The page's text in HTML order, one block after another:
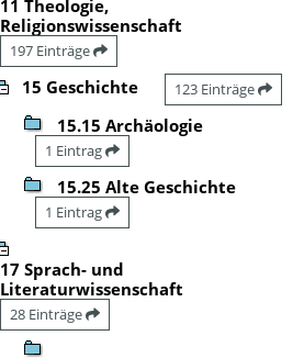
11 Theologie,
Religionswissenschaft
197 Einträge
15 Geschichte 123 Einträge
15.15 Archäologie
1 Eintrag
15.25 Alte Geschichte
1 Eintrag
17 Sprach- und
Literaturwissenschaft
28 Einträge